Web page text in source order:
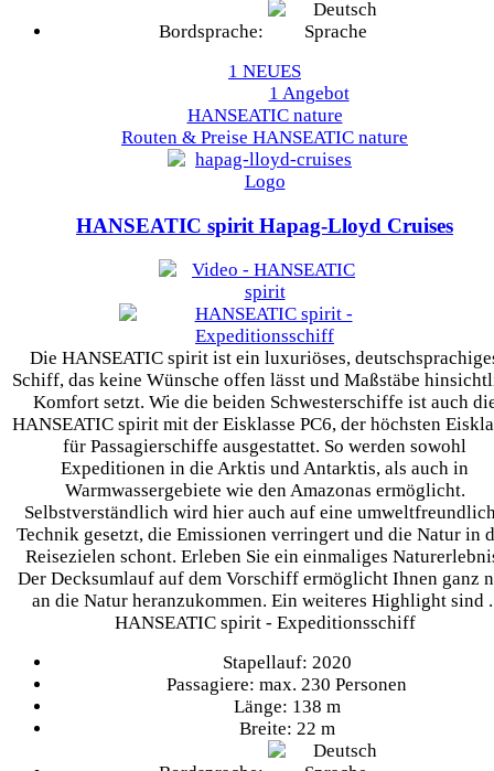
Bordsprache:
1 NEUES
1 Angebot
HANSEATIC nature
Routen & Preise HANSEATIC nature
HANSEATIC spirit Hapag-Lloyd Cruises
Die HANSEATIC spirit ist ein luxuriöses,
Schiff, das keine Wünsche offen lässt und Maßstäbe
Komfort setzt. Wie die beiden Schwesterschiffe ist auch
HANSEATIC spirit mit der Eisklasse PC6, der höchsten
für Passagierschiffe ausgestattet. So werden sowohl
Expeditionen in die Arktis und Antarktis, als auch in
Warmwassergebiete wie den Amazonas ermöglicht.
Selbstverständlich wird hier auch auf eine
Technik gesetzt, die Emissionen verringert und die Natur in
Reisezielen schont. Erleben Sie ein einmaliges
Der Decksumlauf auf dem Vorschiff ermöglicht Ihnen ganz
an die Natur heranzukommen. Ein weiteres Highlight sind
HANSEATIC spirit - Expeditionsschiff
Stapellauf: 2020
Passagiere: max. 230 Personen
Länge: 138 m
Breite: 22 m